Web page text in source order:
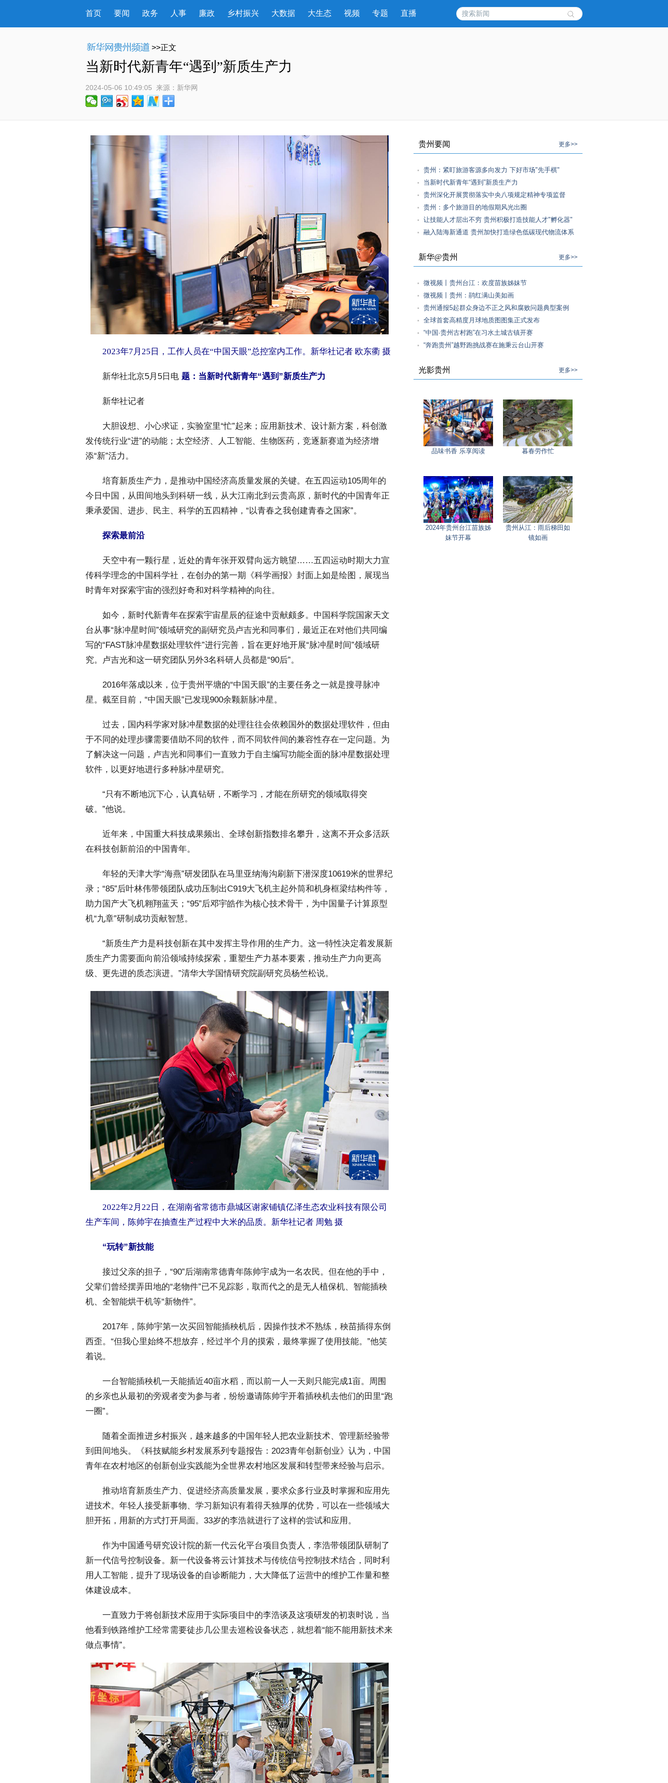
首页 要闻 政务 人事 廉政 乡村振兴 大数据 大生态 视频 专题 直播
>>正文
当新时代新青年“遇到”新质生产力
2024-05-06 10:49:05 来源： 新华网
2023年7月25日，工作人员在“中国天眼”总控室内工作。新华社记者 欧东衢 摄
新华社北京5月5日电 题：当新时代新青年“遇到”新质生产力
新华社记者
大胆设想、小心求证，实验室里“忙”起来；应用新技术、设计新方案，科创激
发传统行业“进”的动能；太空经济、人工智能、生物医药，竞逐新赛道为经济增
添“新”活力。
培育新质生产力，是推动中国经济高质量发展的关键。在五四运动105周年的
今日中国，从田间地头到科研一线，从大江南北到云贵高原，新时代的中国青年正
秉承爱国、进步、民主、科学的五四精神，“以青春之我创建青春之国家”。
探索最前沿
天空中有一颗行星，近处的青年张开双臂向远方眺望……五四运动时期大力宣
传科学理念的中国科学社，在创办的第一期《科学画报》封面上如是绘图，展现当
时青年对探索宇宙的强烈好奇和对科学精神的向往。
如今，新时代新青年在探索宇宙星辰的征途中贡献颇多。中国科学院国家天文
台从事“脉冲星时间”领域研究的副研究员卢吉光和同事们，最近正在对他们共同编
写的“FAST脉冲星数据处理软件”进行完善，旨在更好地开展“脉冲星时间”领域研
究。卢吉光和这一研究团队另外3名科研人员都是“90后”。
2016年落成以来，位于贵州平塘的“中国天眼”的主要任务之一就是搜寻脉冲
星。截至目前，“中国天眼”已发现900余颗新脉冲星。
过去，国内科学家对脉冲星数据的处理往往会依赖国外的数据处理软件，但由
于不同的处理步骤需要借助不同的软件，而不同软件间的兼容性存在一定问题。为
了解决这一问题，卢吉光和同事们一直致力于自主编写功能全面的脉冲星数据处理
软件，以更好地进行多种脉冲星研究。
“只有不断地沉下心，认真钻研，不断学习，才能在所研究的领域取得突
破。”他说。
近年来，中国重大科技成果频出、全球创新指数排名攀升，这离不开众多活跃
在科技创新前沿的中国青年。
年轻的天津大学“海燕”研发团队在马里亚纳海沟刷新下潜深度10619米的世界纪
录；“85”后叶林伟带领团队成功压制出C919大飞机主起外筒和机身框梁结构件等，
助力国产大飞机翱翔蓝天；“95”后邓宇皓作为核心技术骨干，为中国量子计算原型
机“九章”研制成功贡献智慧。
“新质生产力是科技创新在其中发挥主导作用的生产力。这一特性决定着发展新
质生产力需要面向前沿领域持续探索，重塑生产力基本要素，推动生产力向更高
级、更先进的质态演进。”清华大学国情研究院副研究员杨竺松说。
2022年2月22日，在湖南省常德市鼎城区谢家铺镇亿泽生态农业科技有限公司
生产车间，陈帅宇在抽查生产过程中大米的品质。新华社记者 周勉 摄
“玩转”新技能
接过父亲的担子，“90”后湖南常德青年陈帅宇成为一名农民。但在他的手中，
父辈们曾经摆弄田地的“老物件”已不见踪影，取而代之的是无人植保机、智能插秧
机、全智能烘干机等“新物件”。
2017年，陈帅宇第一次买回智能插秧机后，因操作技术不熟练，秧苗插得东倒
西歪。“但我心里始终不想放弃，经过半个月的摸索，最终掌握了使用技能。”他笑
着说。
一台智能插秧机一天能插近40亩水稻，而以前一人一天则只能完成1亩。周围
的乡亲也从最初的旁观者变为参与者，纷纷邀请陈帅宇开着插秧机去他们的田里“跑
一圈”。
随着全面推进乡村振兴，越来越多的中国年轻人把农业新技术、管理新经验带
到田间地头。《科技赋能乡村发展系列专题报告：2023青年创新创业》认为，中国
青年在农村地区的创新创业实践能为全世界农村地区发展和转型带来经验与启示。
推动培育新质生产力、促进经济高质量发展，要求众多行业及时掌握和应用先
进技术。年轻人接受新事物、学习新知识有着得天独厚的优势，可以在一些领域大
胆开拓，用新的方式打开局面。33岁的李浩就进行了这样的尝试和应用。
作为中国通号研究设计院的新一代云化平台项目负责人，李浩带领团队研制了
新一代信号控制设备。新一代设备将云计算技术与传统信号控制技术结合，同时利
用人工智能，提升了现场设备的自诊断能力，大大降低了运营中的维护工作量和整
体建设成本。
一直致力于将创新技术应用于实际项目中的李浩谈及这项研发的初衷时说，当
他看到铁路维护工经常需要徒步几公里去巡检设备状态，就想着“能不能用新技术来
做点事情”。
贵州要闻 更多>>
贵州：紧盯旅游客源多向发力 下好市场"先手棋"
当新时代新青年“遇到”新质生产力
贵州深化开展贯彻落实中央八项规定精神专项监督
贵州：多个旅游目的地假期风光出圈
让技能人才层出不穷 贵州积极打造技能人才"孵化器"
融入陆海新通道 贵州加快打造绿色低碳现代物流体系
新华@贵州 更多>>
微视频丨贵州台江：欢度苗族姊妹节
微视频丨贵州：鹃红满山美如画
贵州通报5起群众身边不正之风和腐败问题典型案例
全球首套高精度月球地质图图集正式发布
“中国·贵州古村跑”在习水土城古镇开赛
“奔跑贵州”越野跑挑战赛在施秉云台山开赛
光影贵州 更多>>
品味书香 乐享阅读 暮春劳作忙
2024年贵州台江苗族姊
妹节开幕
贵州从江：雨后梯田如
镜如画